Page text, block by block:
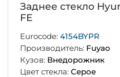
Заднее стекло
FE
Eurocode: 4154BYPR
Производитель: Fuyao
Кузов: Внедорожник
Цвет стекла: Серое